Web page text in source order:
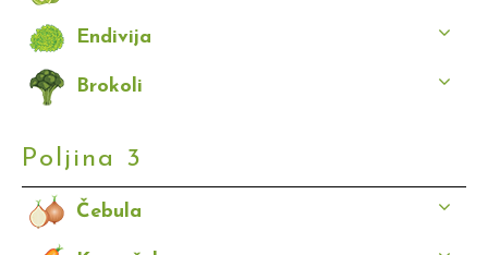
Endivija
Brokoli
Poljina 3
Čebula